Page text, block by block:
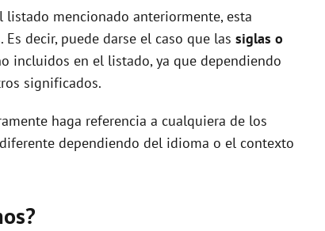
mencionado anteriormente, esta
decir, puede darse el caso que las siglas o
incluidos en el listado, ya que dependiendo
significados.
haga referencia a cualquiera de los
dependiendo del idioma o el contexto